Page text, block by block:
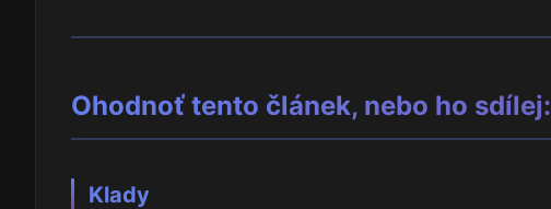
Ohodnoť tento článek, nebo ho sdílej:
Klady